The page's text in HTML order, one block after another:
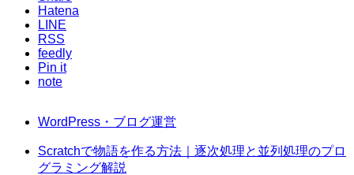
Hatena
LINE
RSS
feedly
Pin it
note
WordPress・ブログ運営
Scratchで物語を作る方法｜逐次処理と並列処理のプロ
グラミング解説